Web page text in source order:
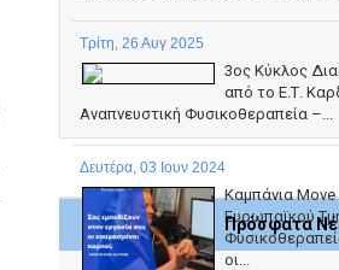
Τρίτη, 26 Αυγ 2025
3ος Κύκλος
από το Ε.Τ.
Αναπνευστική Φυσικοθεραπεία –...
Δευτέρα, 03 Ιουν 2024
Καμπάνια
Ευρωπαϊκού
οι...
Πρόσφατα